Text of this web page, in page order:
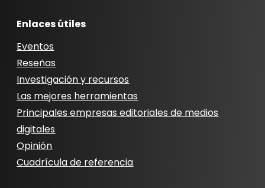
Enlaces útiles
Eventos
Reseñas
Investigación y recursos
Las mejores herramientas
Principales empresas editoriales de medios
digitales
Opinión
Cuadrícula de referencia